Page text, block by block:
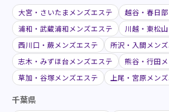
大宮・さいたまメンズエステ
越谷・春日
浦和・武蔵浦和メンズエステ
川越・東松
西川口・蕨メンズエステ
所沢・入間メン
志木・みずほ台メンズエステ
熊谷・行田
草加・谷塚メンズエステ
上尾・宮原メン
千葉県